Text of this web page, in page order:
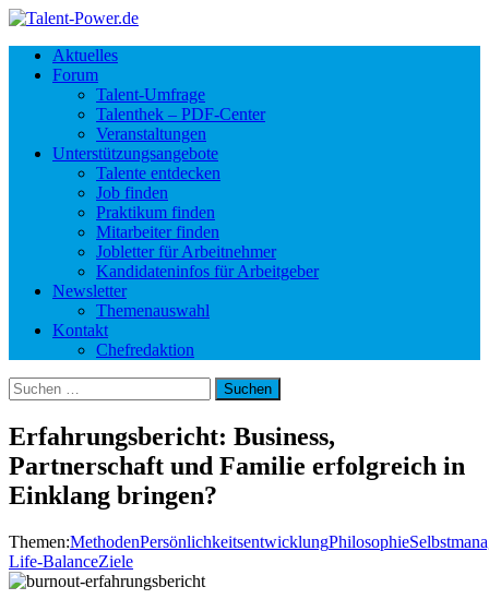
Aktuelles
Forum
Talent-Umfrage
Talenthek – PDF-Center
Veranstaltungen
Unterstützungsangebote
Talente entdecken
Job finden
Praktikum finden
Mitarbeiter finden
Jobletter für Arbeitnehmer
Kandidateninfos für Arbeitgeber
Newsletter
Themenauswahl
Kontakt
Chefredaktion
Suchen
nach:
Erfahrungsbericht: Business,
Partnerschaft und Familie erfolgreich in
Einklang bringen?
Themen:MethodenPersönlichkeitsentwicklungPhilosophie
Life-BalanceZiele